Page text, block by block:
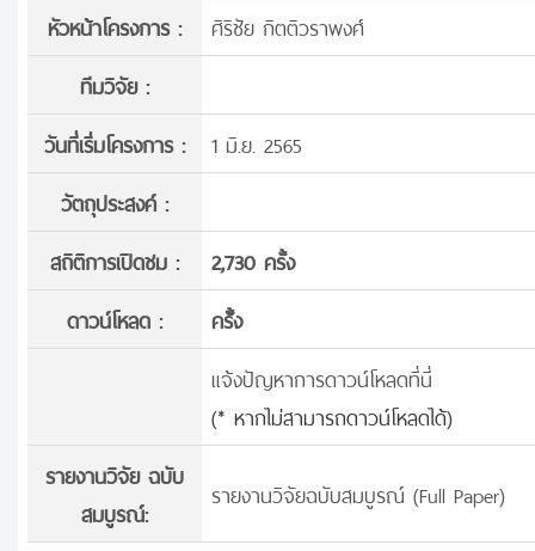
หัวหน้าโครงการ :
ศิริชัย กิตติวราพงศ์
ทีมวิจัย :
วันที่เริ่มโครงการ :
1 มิ.ย. 2565
วัตถุประสงค์ :
สถิติการเปิดชม :
2,730 ครั้ง
ดาวน์โหลด :
ครั้้ง
แจ้งปัญหาการดาวน์โหลดที่นี่
(* หากไม่สามารถดาวน์โหลดได้)
รายงานวิจัย ฉบับ
สมบูรณ์:
รายงานวิจัยฉบับสมบูรณ์ (Full Paper)